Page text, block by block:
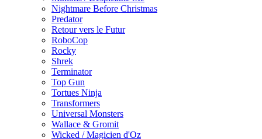
Nightmare Before Christmas
Predator
Retour vers le Futur
RoboCop
Rocky
Shrek
Terminator
Top Gun
Tortues Ninja
Transformers
Universal Monsters
Wallace & Gromit
Wicked / Magicien d'Oz